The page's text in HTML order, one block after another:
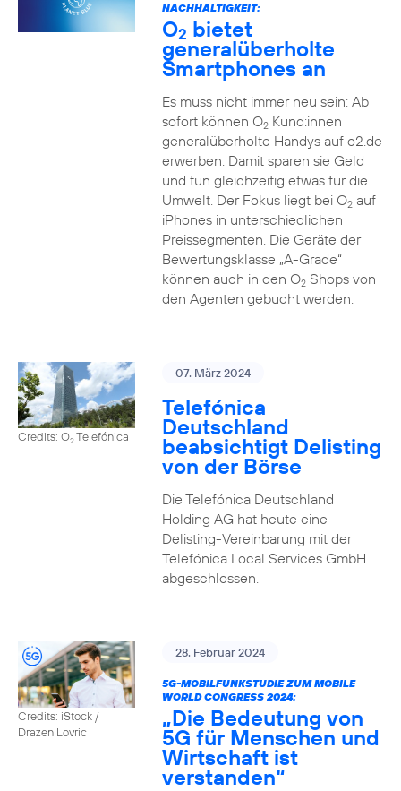
NACHHALTIGKEIT:
O2 bietet
generalüberholte
Smartphones an
Es muss nicht immer neu sein: Ab
sofort können O2Kund:innen
generalüberholte Handys auf o2.de
erwerben. Damit sparen sie Geld
und tun gleichzeitig etwas für die
Umwelt. Der Fokus liegt bei O2auf
iPhones in unterschiedlichen
Preissegmenten. Die Geräte der
Bewertungsklasse „A-Grade“
können auch in den O2Shops von
den Agenten gebucht werden.
Credits: O2Telefónica
07. März 2024
Telefónica
Deutschland
beabsichtigt Delisting
von der Börse
Die Telefónica Deutschland
Holding AG hat heute eine
Delisting-Vereinbarung mit der
Telefónica Local Services GmbH
abgeschlossen.
Credits: iStock /
Drazen Lovric
28. Februar 2024
5G-MOBILFUNKSTUDIE ZUM MOBILE
WORLD CONGRESS 2024:
„Die Bedeutung von
5G für Menschen und
Wirtschaft ist
verstanden“